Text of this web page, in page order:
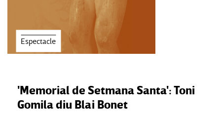
Espectacle
'Memorial de Setmana Santa': Toni
Gomila diu Blai Bonet